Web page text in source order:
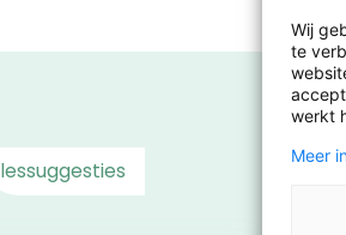
lessuggesties
Wij
te
werkt
Meer